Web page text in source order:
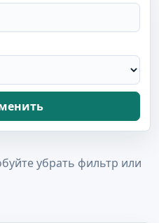
убрать фильтр или